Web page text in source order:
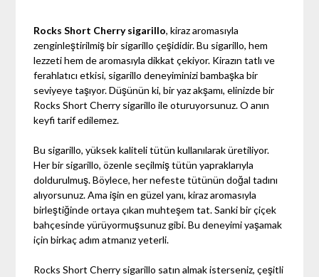
Rocks Short Cherry sigarillo, kiraz aromasıyla
zenginleştirilmiş bir sigarillo çeşididir. Bu sigarillo, hem
lezzeti hem de aromasıyla dikkat çekiyor. Kirazın tatlı ve
ferahlatıcı etkisi, sigarillo deneyiminizi bambaşka bir
seviyeye taşıyor. Düşünün ki, bir yaz akşamı, elinizde bir
Rocks Short Cherry sigarillo ile oturuyorsunuz. O anın
keyfi tarif edilemez.
Bu sigarillo, yüksek kaliteli tütün kullanılarak üretiliyor.
Her bir sigarillo, özenle seçilmiş tütün yapraklarıyla
doldurulmuş. Böylece, her nefeste tütünün doğal tadını
alıyorsunuz. Ama işin en güzel yanı, kiraz aromasıyla
birleştiğinde ortaya çıkan muhteşem tat. Sanki bir çiçek
bahçesinde yürüyormuşsunuz gibi. Bu deneyimi yaşamak
için birkaç adım atmanız yeterli.
Rocks Short Cherry sigarillo satın almak isterseniz, çeşitli